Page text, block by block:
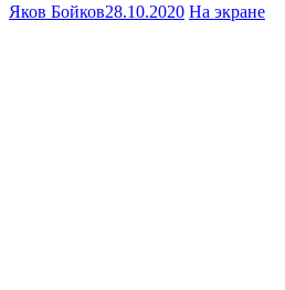
Яков Бойков28.10.2020 На экране